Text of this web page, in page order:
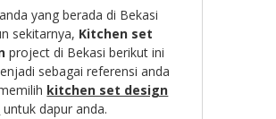
yang berada di Bekasi
sekitarnya, Kitchen set
project di Bekasi berikut ini
sebagai referensi anda
kitchen set design
untuk dapur anda.